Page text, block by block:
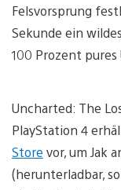
Felsvorsprung
Sekunde ein
100 Prozent pures
Uncharted: The
PlayStation 4
Store vor, um Jak
(herunterladbar,